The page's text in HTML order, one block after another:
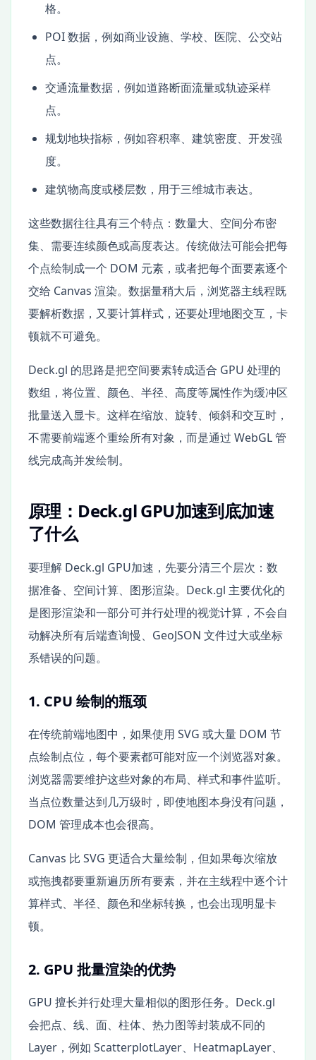
格。
POI 数据，例如商业设施、学校、医院、公交站
点。
交通流量数据，例如道路断面流量或轨迹采样
点。
规划地块指标，例如容积率、建筑密度、开发强
度。
建筑物高度或楼层数，用于三维城市表达。
这些数据往往具有三个特点：数量大、空间分布密
集、需要连续颜色或高度表达。传统做法可能会把每
个点绘制成一个 DOM 元素，或者把每个面要素逐个
交给 Canvas 渲染。数据量稍大后，浏览器主线程既
要解析数据，又要计算样式，还要处理地图交互，卡
顿就不可避免。
Deck.gl 的思路是把空间要素转成适合 GPU 处理的
数组，将位置、颜色、半径、高度等属性作为缓冲区
批量送入显卡。这样在缩放、旋转、倾斜和交互时，
不需要前端逐个重绘所有对象，而是通过 WebGL 管
线完成高并发绘制。
原理：Deck.gl GPU加速到底加速
了什么
要理解 Deck.gl GPU加速，先要分清三个层次：数
据准备、空间计算、图形渲染。Deck.gl 主要优化的
是图形渲染和一部分可并行处理的视觉计算，不会自
动解决所有后端查询慢、GeoJSON 文件过大或坐标
系错误的问题。
1. CPU 绘制的瓶颈
在传统前端地图中，如果使用 SVG 或大量 DOM 节
点绘制点位，每个要素都可能对应一个浏览器对象。
浏览器需要维护这些对象的布局、样式和事件监听。
当点位数量达到几万级时，即使地图本身没有问题，
DOM 管理成本也会很高。
Canvas 比 SVG 更适合大量绘制，但如果每次缩放
或拖拽都要重新遍历所有要素，并在主线程中逐个计
算样式、半径、颜色和坐标转换，也会出现明显卡
顿。
2. GPU 批量渲染的优势
GPU 擅长并行处理大量相似的图形任务。Deck.gl
会把点、线、面、柱体、热力图等封装成不同的
Layer，例如 ScatterplotLayer、HeatmapLayer、